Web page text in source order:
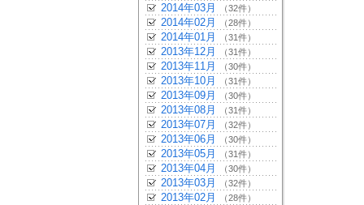
2014年03月 （32件）
2014年02月 （28件）
2014年01月 （31件）
2013年12月 （31件）
2013年11月 （30件）
2013年10月 （31件）
2013年09月 （30件）
2013年08月 （31件）
2013年07月 （32件）
2013年06月 （30件）
2013年05月 （31件）
2013年04月 （30件）
2013年03月 （32件）
2013年02月 （28件）